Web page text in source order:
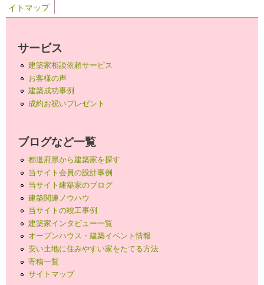
イトマップ
サービス
建築家相談依頼サービス
お客様の声
建築成功事例
成約お祝いプレゼント
ブログなど一覧
都道府県から建築家を探す
当サイト会員の設計事例
当サイト建築家のブログ
建築関連ノウハウ
当サイトの竣工事例
建築家インタビュー一覧
オープンハウス・建築イベント情報
安い土地に住みやすい家をたてる方法
寄稿一覧
サイトマップ